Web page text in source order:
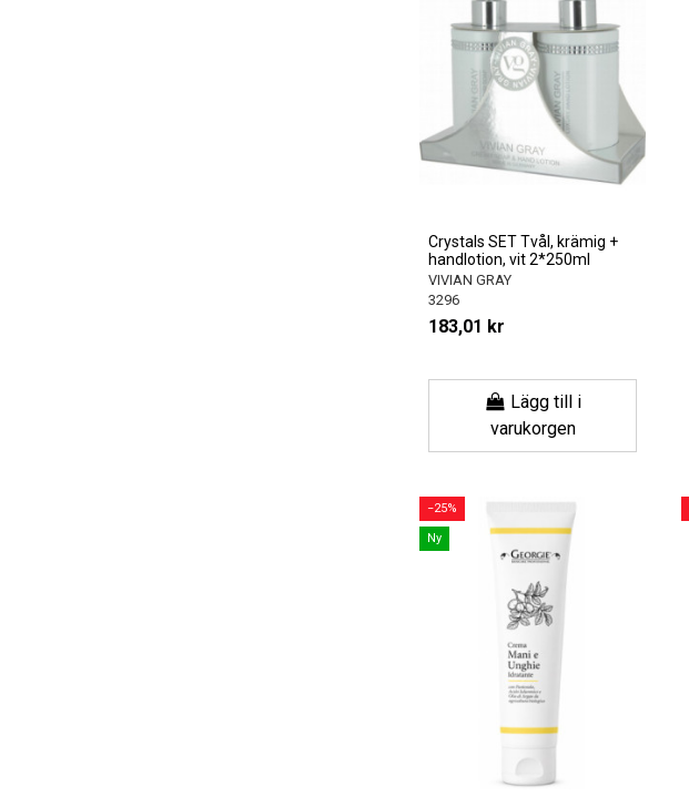
Crystals SET Tvål, krämig +
handlotion, vit 2*250ml
VIVIAN GRAY
3296
183,01 kr
Lägg till i
varukorgen
−25%
Ny